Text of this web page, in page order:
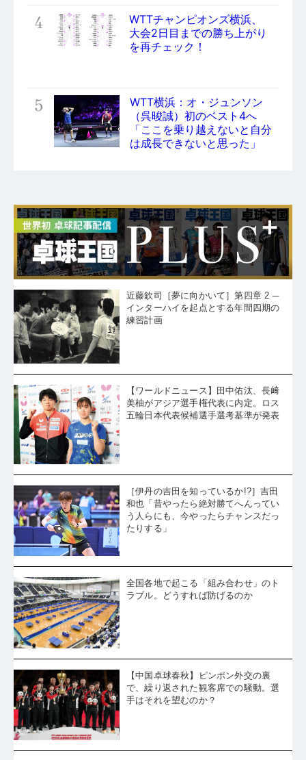
4
WTTチャンピオンズ横浜、
大会2日目までの勝ち上がり
を再チェック！
5
WTT横浜：オ・ジュンソン
（呉晙誠）初のベスト4へ
「ここを乗り越えないと自分
は成長できないと思った」
近藤欽司［夢に向かいて］第四章 2 ─
インターハイを起点とする年間四期の
練習計画
【ワールドニュース】田中佑汰、長﨑
美柚がアジア選手権代表に内定。ロス
五輪日本代表候補選手選考基準が発表
［伊丹の吉田を知っているか!?］吉田
和也「昔やったら絶対勝てへんってい
う人らにも、今やったらチャンスだっ
たりする」
全国各地で起こる「組み合わせ」のト
ラブル。どうすれば防げるのか
【中国卓球春秋】ピンポン外交の裏
で、繰り返された観客席での騒動。選
手はそれを望むのか？